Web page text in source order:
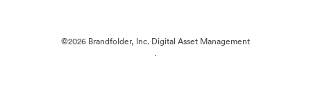
©2026 Brandfolder, Inc. Digital Asset Management
·